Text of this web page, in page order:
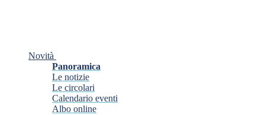
Novità
Panoramica
Le notizie
Le circolari
Calendario eventi
Albo online